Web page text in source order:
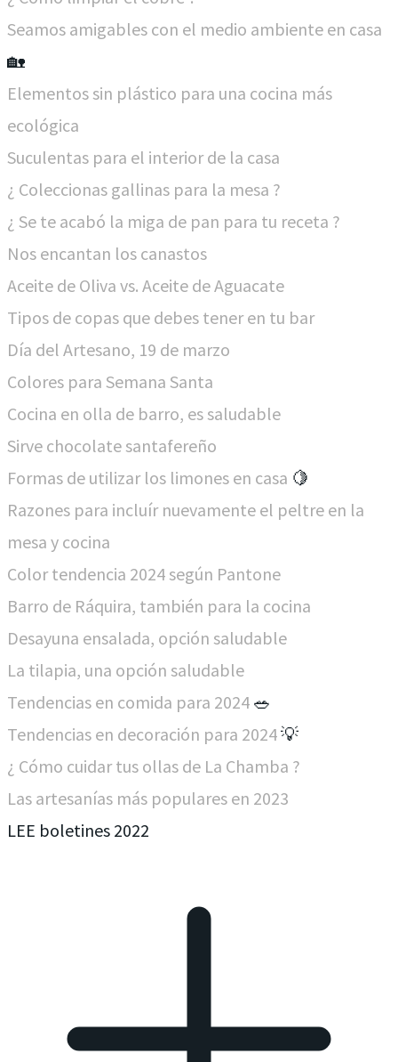
Seamos amigables con el medio ambiente en casa
🏡
Elementos sin plástico para una cocina más
ecológica​
Suculentas para el interior de la casa
¿ Coleccionas gallinas para la mesa ?
¿ Se te acabó la miga de pan para tu receta ?
Nos encantan los canastos
Aceite de Oliva vs. Aceite de Aguacate
Tipos de copas que debes tener en tu bar
Día del Artesano, 19 de marzo
Colores para Semana Santa
Cocina en olla de barro, es saludable
Sirve chocolate santafereño
Formas de utilizar los limones en casa ​🍋
Razones para incluír nuevamente el peltre en la
mesa y cocina
Color tendencia 2024 según Pantone
Barro de Ráquira, también para la cocina
Desayuna ensalada, opción saludable
La tilapia, una opción saludable
Tendencias en comida para 2024 🥗
Tendencias en decoración para 2024💡
¿ Cómo cuidar tus ollas de La Chamba ?
Las artesanías más populares en 2023
LEE boletines 2022 ​​